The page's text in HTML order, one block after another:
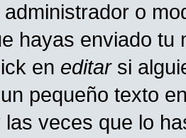
o
hayas enviado tu
en editarsi
pequeño texto
las veces que lo